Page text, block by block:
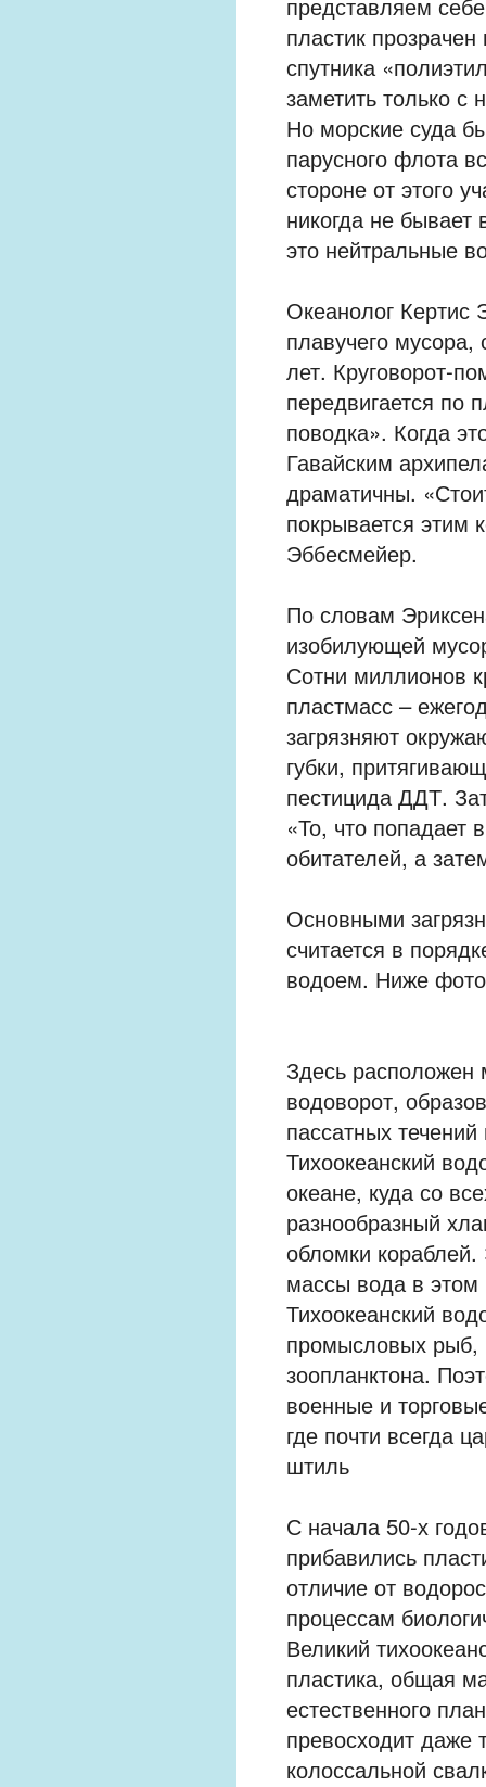
пластик
спутника
заметить только с
Но морские суда
парусного флота
стороне от этого
никогда не
это нейтральные
Океанолог Кертис
плавучего
лет. Круговорот-
передвигается по
поводка». Когда
Гавайским
драматичны.
покрывается этим
Эббесмейер.
По словам
изобилующей
Сотни миллионов
пластмасс –
загрязняют
губки,
пестицида ДДТ.
«То, что попадает
обитателей, а
Основными
считается в
водоем. Ниже
Здесь расположен
водоворот,
пассатных
Тихоокеанский
океане, куда со
разнообразный
обломки
массы вода в
Тихоокеанский
промысловых рыб,
зоопланктона.
военные и
где почти всегда
штиль
С начала 50-х
прибавились
отличие от
процессам
Великий
пластика, общая
естественного
превосходит
колоссальной